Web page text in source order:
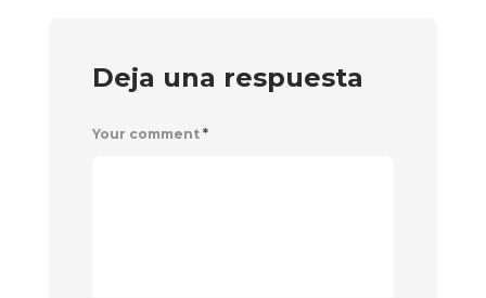
Deja una respuesta
Your comment *